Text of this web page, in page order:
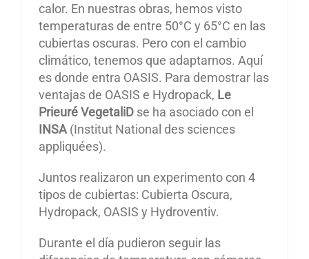
calor. En nuestras obras, hemos visto
temperaturas de entre 50°C y 65°C en las
cubiertas oscuras. Pero con el cambio
climático, tenemos que adaptarnos. Aquí
es donde entra OASIS. Para demostrar las
ventajas de OASIS e Hydropack, Le
Prieuré VegetaliDse ha asociado con el
INSA(Institut National des sciences
appliquées).
Juntos realizaron un experimento con 4
tipos de cubiertas: Cubierta Oscura,
Hydropack, OASIS y Hydroventiv.
Durante el día pudieron seguir las